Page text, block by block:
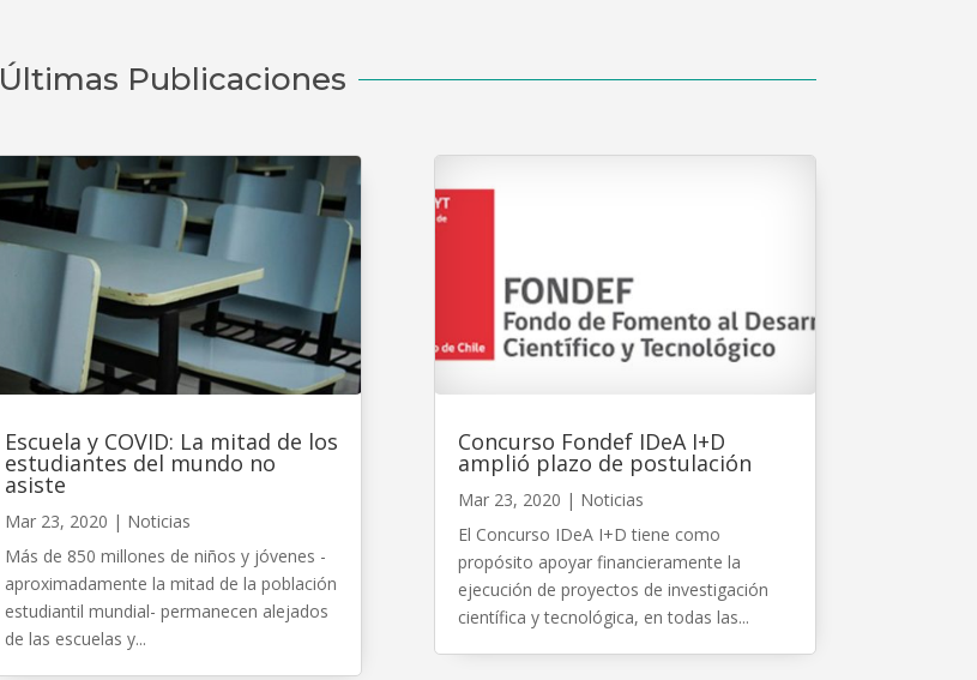
Últimas Publicaciones
Escuela y COVID: La mitad de los
estudiantes del mundo no
asiste
Mar 23, 2020 | Noticias
Más de 850 millones de niños y jóvenes -
aproximadamente la mitad de la población
estudiantil mundial- permanecen alejados
de las escuelas y...
Concurso Fondef IDeA I+D
amplió plazo de postulación
Mar 23, 2020 | Noticias
El Concurso IDeA I+D tiene como
propósito apoyar financieramente la
ejecución de proyectos de investigación
científica y tecnológica, en todas las...